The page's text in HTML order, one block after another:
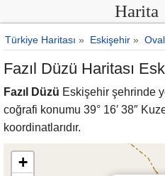
Harita
Türkiye Haritası » Eskişehir »
Fazıl Düzü Haritası
Fazıl Düzü Eskişehir şehrinde
coğrafi konumu 39° 16′ 38″
koordinatlarıdır.
+